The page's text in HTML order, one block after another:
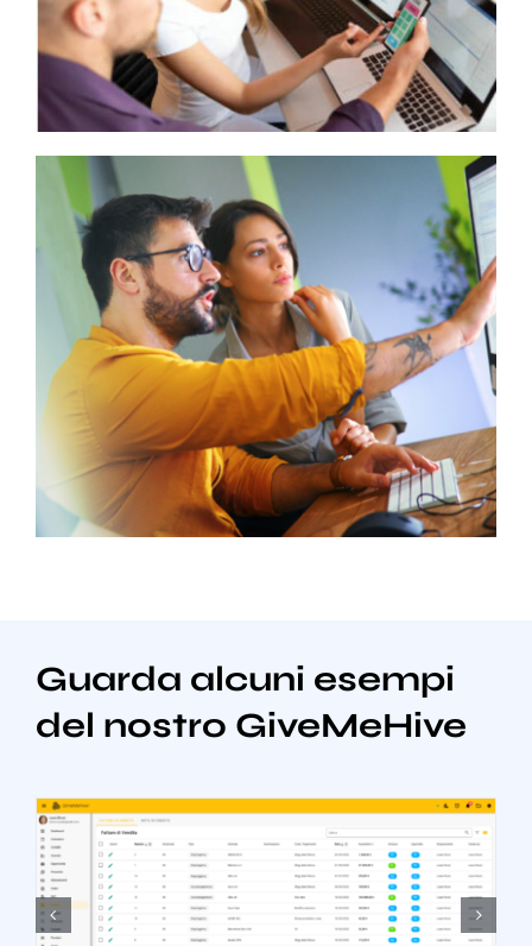
Guarda alcuni esempi
del nostro GiveMeHive